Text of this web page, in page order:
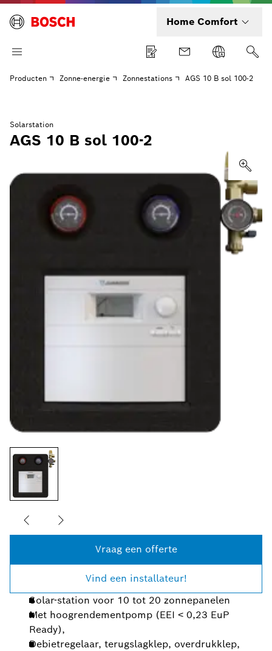
Home Comfort
Producten Zonne-energie Zonnestations AGS 10 B sol 100-2
Solarstation
AGS 10 B sol 100-2
Vraag een offerte
Vind een installateur!
Solar-station voor 10 tot 20 zonnepanelen
Met hoogrendementpomp (EEI ˂ 0,23 EuP
Ready),
Debietregelaar, terugslagklep, overdrukklep,